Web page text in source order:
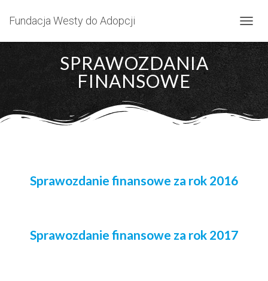
Fundacja Westy do Adopcji
R
Z
Ą
C
Z
N
SPRAWOZDANIA
FINANSOWE
Sprawozdanie finansowe za rok 2016
Sprawozdanie finansowe za rok 2017